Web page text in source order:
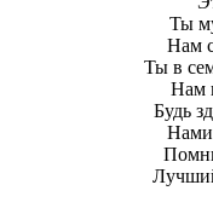
Ты
Нам
Ты в
Нам
Будь
Нами